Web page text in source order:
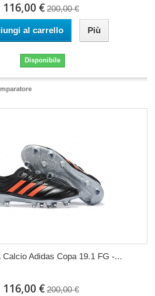
116,00 € 200,00 €
al carrello Più
Disponibile
Calcio Adidas Copa 19.1 FG -...
116,00 € 200,00 €